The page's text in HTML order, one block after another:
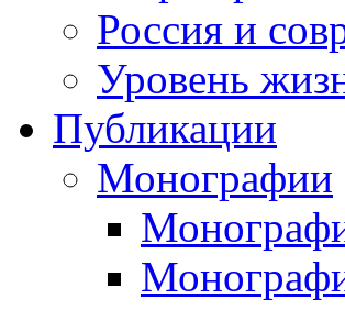
Россия и
Уровень
Публикации
Монографии